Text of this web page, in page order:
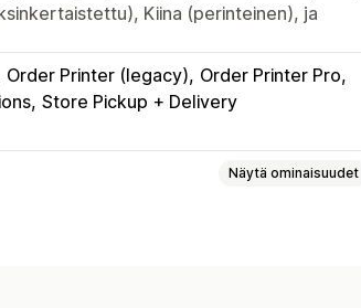
Kiina (perinteinen), ja
Order Printer (legacy) Order Printer Pro
Store Pickup + Delivery
Näytä ominaisuudet